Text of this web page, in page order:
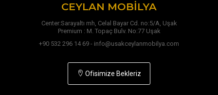
CEYLAN MOBILYA
Center:Sarayaltı mh, Celal Bayar Cd. no:5/A, Uşak
Premium : M. Topaç Bulv. No:77 Uşak
+90 532 296 14 69 - info@usakceylanmobilya.com
Ofisimize Bekleriz